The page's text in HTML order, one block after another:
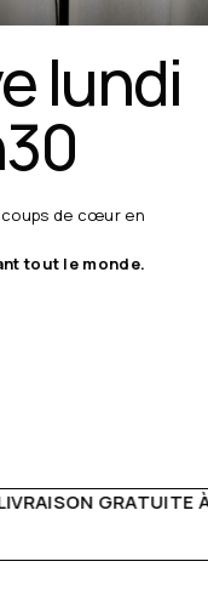
lundi
coups de cœur en
tout le monde.
DE 150€LIVE